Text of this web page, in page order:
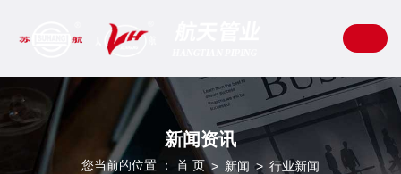
新闻资讯
您当前的位置 ： 首 页> 新闻 > 行业新闻